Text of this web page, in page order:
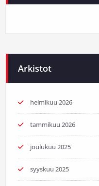
Arkistot
helmikuu 2026
tammikuu 2026
joulukuu 2025
syyskuu 2025